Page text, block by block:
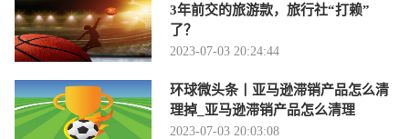
3年前交的旅游款，旅行社“打赖”
了？
2023-07-03 20:24:44
环球微头条丨亚马逊滞销产品怎么清
理掉_亚马逊滞销产品怎么清理
2023-07-03 20:03:08